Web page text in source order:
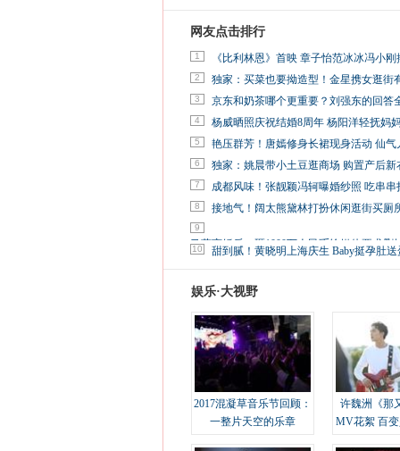
网友点击排行
1 《比利林恩》首映 章子怡范冰冰冯小
2 独家：买菜也要拗造型！金星携女逛街
3 京东和奶茶哪个更重要？刘强东的回答
4 杨威晒照庆祝结婚8周年 杨阳洋轻抚妈
5 艳压群芳！唐嫣修身长裙现身活动 仙气
6 独家：姚晨带小土豆逛商场 购置产后新
7 成都风味！张靓颖冯轲曝婚纱照 吃串串
8 接地气！阔太熊黛林打扮休闲逛街买厕
9
马蓉离婚后，砸1000万人民币给媒体要求删
10 甜到腻！黄晓明上海庆生 Baby挺孕肚送
娱乐·大视野
2017混凝草音乐节回顾：
一整片天空的乐章
许魏洲《那
MV花絮 百